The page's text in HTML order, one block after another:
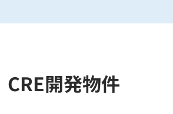
CRE開発物件